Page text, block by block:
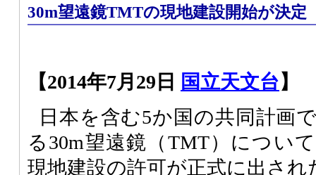
30m望遠鏡TMTの現地建設開始が決定
【2014年7月29日 国立天文台】
日本を含む5か国の共同計画
る30m望遠鏡（TMT）につい
現地建設の許可が正式に出され